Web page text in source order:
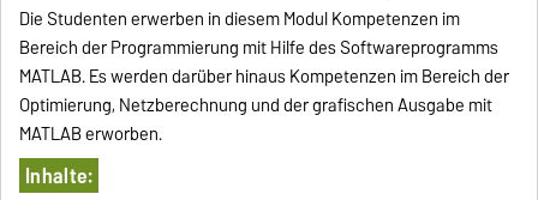
Die Studenten erwerben in diesem Modul Kompetenzen im
Bereich der Programmierung mit Hilfe des Softwareprogramms
MATLAB. Es werden darüber hinaus Kompetenzen im Bereich der
Optimierung, Netzberechnung und der grafischen Ausgabe mit
MATLAB erworben.
Inhalte: